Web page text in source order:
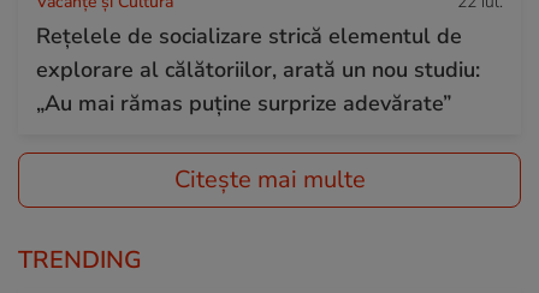
Rețelele de socializare strică elementul de
explorare al călătoriilor, arată un nou studiu:
„Au mai rămas puține surprize adevărate”
Citește mai multe
TRENDING